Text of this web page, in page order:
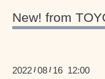
New! from
2022 /08 / 16 12:00